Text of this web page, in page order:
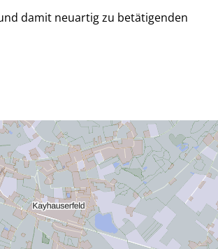
damit neuartig zu betätigenden